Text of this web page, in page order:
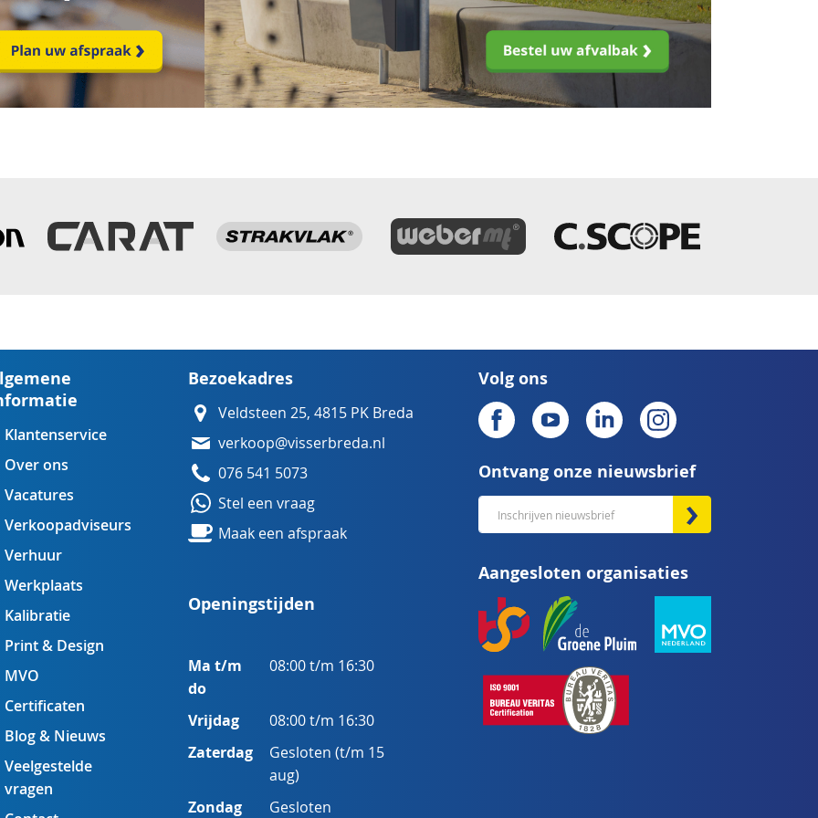
Klantenservice
Over ons
Vacatures
Verkoopadviseurs
Verhuur
Werkplaats
Kalibratie
Print & Design
MVO
Certificaten
Blog & Nieuws
Veelgestelde
vragen
Bezoekadres
Veldsteen 25, 4815 PK Breda
verkoop@visserbreda.nl
076 541 5073
Stel een vraag
Maak een afspraak
Openingstijden
Ma t/m
do
08:00 t/m 16:30
Vrijdag 08:00 t/m 16:30
Zaterdag
Gesloten (t/m 15
aug)
Zondag Gesloten
Volg ons
Ontvang onze nieuwsbrief
Abonneer
u
onze
nieuwsbrief
Aangesloten organisaties